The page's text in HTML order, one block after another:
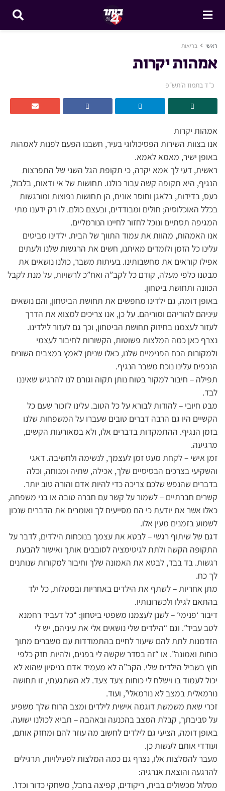
ראשי בריאות
אמהות יקרות
כ״ד בתמוז ה׳תש״פ
אמהות יקרות
אנו בצוות השירות הפסיכולוגי בעיר, חשבנו הפעם לפנות לאמהות
באופן ישיר, מאמא לאמא.
ראשית, דעי לך אמא יקרה, כי תקופת הגל השני של התפרצות
הנגיף, היא תקופה קשה עבור כולנו. תחושות של אי ודאות, בלבול,
כעס, בדידות, בלאגן וחוסר אונים, הן תחושות נפוצות ומורגשות
בכלל האוכלוסיה; חולים ומבודדים, ובעצם כולם. לו רק ידענו מתי
המגיפה תסתיים ונוכל לחזור לחיינו הנורמליים.
אנו האמהות, מהוות את עמוד התווך של הבית. ילדינו מביטים
עלינו כל הזמן ולומדים מאיתנו, חשים את הרגשות שלנו ולעתים
אפילו קוראים את מחשבותינו. בעיתות משבר, כולנו נושאים את
מבטנו כלפי מעלה, קודם כל לקב”ה ואח”כ לרשויות, על מנת לקבל
הכוונה ותחושת ביטחון.
באופן דומה, גם ילדינו מחפשים את תחושת הביטחון, והם נושאים
עיניהם להוריהם ומוריהם. על כן, אנו צריכים למצוא את הדרך
לעזור לעצמנו בחיזוק תחושת הביטחון, וכך גם לעזור לילדינו.
נצרף כאן כמה המלצות פשוטות, הקשורות לחיבור לעצמי
ולמקורות הכח הפנימיים שלנו, כאלו שניתן לאמץ במצבים השונים
הנכפים עלינו נוכח משבר הנגיף.
תפילה – חיבור למקור בטוח נותן תקוה וגורם לנו להרגיש שאיננו
לבד.
מבט חיובי – להודות לבורא על כל הטוב. עלינו לזכור שעם כל
הקשיים היו גם הרבה דברים טובים שעברו על המשפחות שלנו
בזמן הנגיף. ההתמקדות בדברים אלו, ולא במאורעות הקשים,
מרגיעה.
זמן אישי – לקחת מעט זמן לעצמך, לנשימה ולחשיבה. דאגי
והשקיעי בצרכים הבסיסיים שלך, אכילה, שתיה ומנוחה, וכלה
בדברים שהנפש שלכם צריכה כדי להיות אדם והורה טוב יותר.
קשרים חברתיים – לשמור על קשר עם חברה טובה או בני משפחה,
כאלו אשר את יודעת כי הם מסייעים לך ואומרים את הדברים שנכון
לשמוע בזמנים מעין אלו.
דגם של שיתוף רגשי – לבטא את עצמך בנוכחות הילדים, לדבר על
התקופה הקשה ולתת לגיטימציה לסובבים אותך ואישור להבעת
רגשות. בד בבד, לבטא את האמונה שלך וחיבור למקורות שנותנים
לך כח.
מתן אחריות – לשתף את הילדים באחריות ובמטלות, כל ילד
בהתאם לגילו ולכשרונותיו.
דיבור ‘פנימי’ – לשנן לעצמנו משפטי ביטחון: “כל דעביד רחמנא
לטב עביד”. וגם “הילדים שלי נושאים אלי את עיניהם, יש לי
הזדמנות לתת להם שיעור לחיים בהתמודדות עם משברים מתוך
כוחות ואמונה”. או “זה בסדר שקשה לי בפנים, ולהיות חזק כלפי
חוץ בשביל הילדים שלי. הקב”ה לא מעמיד אדם בניסיון שהוא לא
יכול לעמוד בו וישלח לי כוחות צעד צעד. לא השתגעתי, זו תחושה
נורמאלית במצב לא נורמאלי”, ועוד.
זכרי שאת משמשת דוגמה אישית לילדים ומצב הרוח שלך משפיע
על סביבתך, קבלת המצב בהכנעה ובאהבה – תביא לכולנו ישועה.
באופן דומה, הציעי גם לילדים לחשוב מה עוזר להם ומחזק אותם,
ועודדי אותם לעשות כן.
מעבר להמלצות אלו, נצרף גם כמה המלצות לפעילויות, תרגילים
להרגעה והוצאת אנרגיה:
מסלול מכשולים בבית, ריקודים, קפיצה בחבל, משחקי כדור וכדו’.